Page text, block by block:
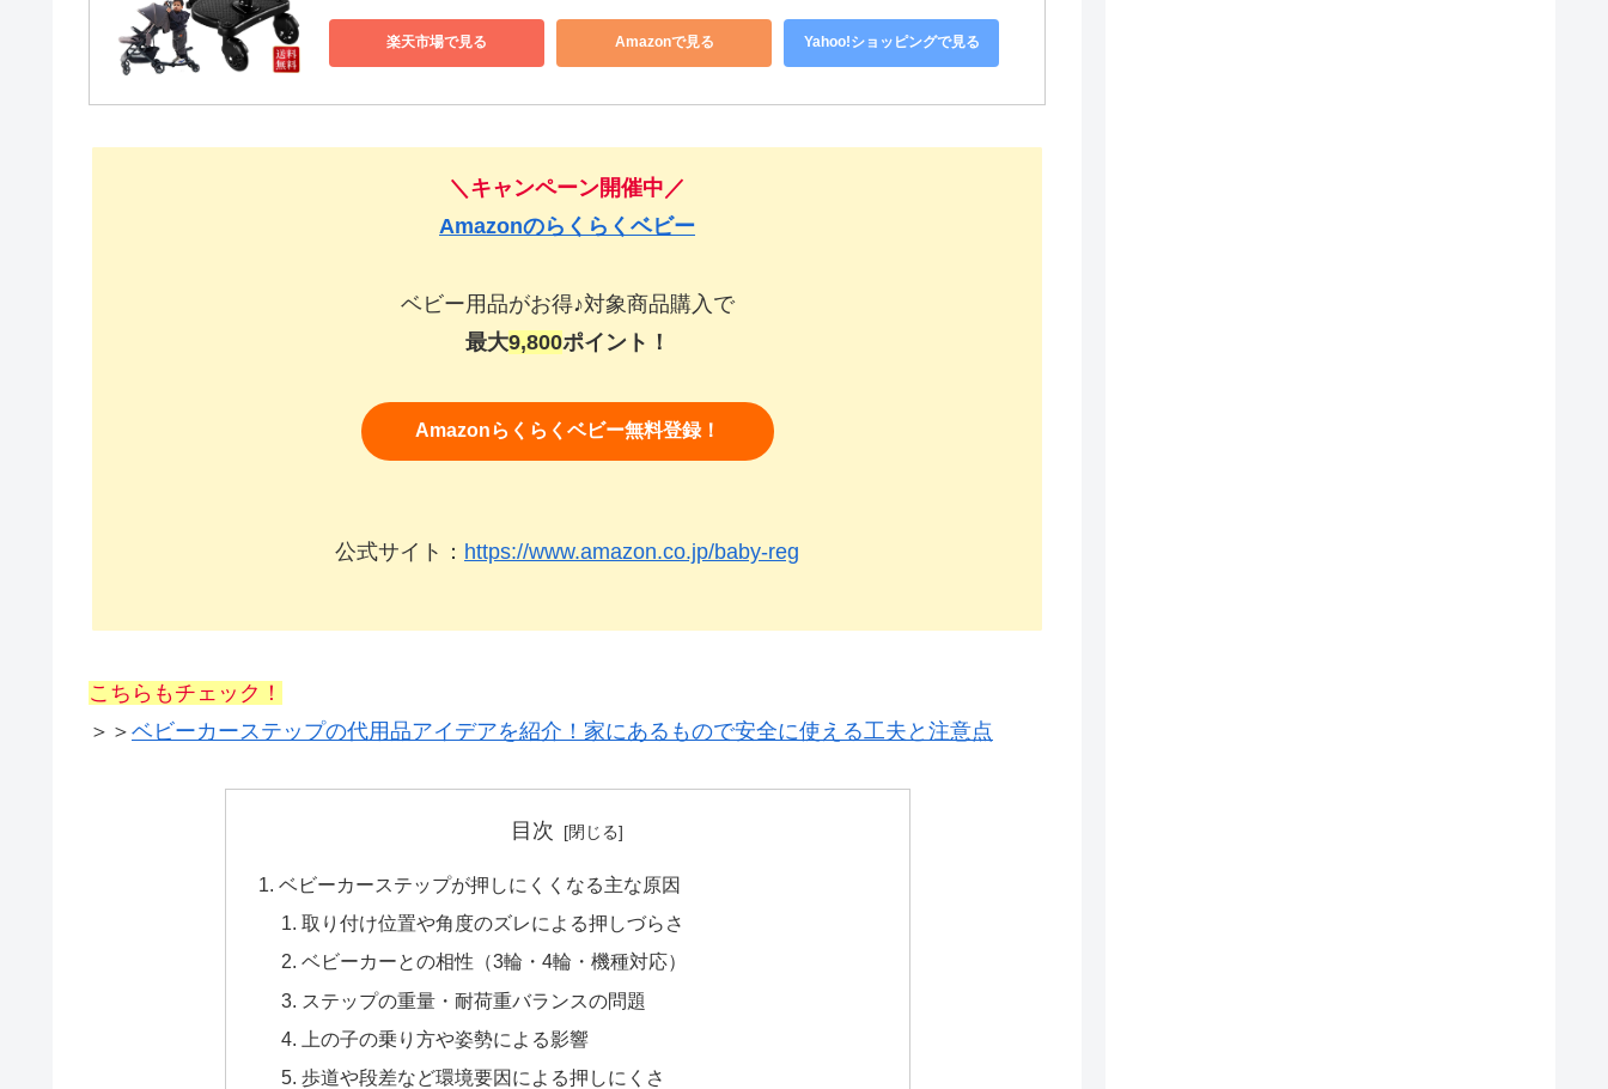
楽天市場で見る Amazonで見る Yahoo!ショッピングで見る
＼ キャンペーン開催中／
Amazonのらくらくベビー
ベビー用品がお得♪対象商品購入で
最大9,800ポイント！
Amazonらくらくベビー無料登録！
公式サイト： https://www.amazon.co.jp/baby-reg
こちらもチェック！
＞＞ ベビーカーステップの代用品アイデアを紹介！家にあるもので安全に使える工夫と注意点
目次
ベビーカーステップが押しにくくなる主な原因
取り付け位置や角度のズレによる押しづらさ
ベビーカーとの相性（3輪・4輪・機種対応）
ステップの重量・耐荷重バランスの問題
上の子の乗り方や姿勢による影響
歩道や段差など環境要因による押しにくさ